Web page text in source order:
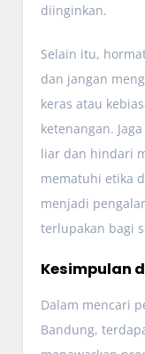
diinginkan.
Selain itu,
dan jangan
keras atau
ketenangan.
liar dan hindari
mematuhi etika
menjadi
terlupakan bagi
Kesimpulan
Dalam mencari
Bandung,